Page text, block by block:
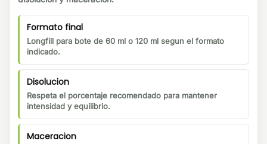
Formato final
Longfill para bote de 60 ml o 120 ml segun el formato
indicado.
Disolucion
Respeta el porcentaje recomendado para mantener
intensidad y equilibrio.
Maceracion